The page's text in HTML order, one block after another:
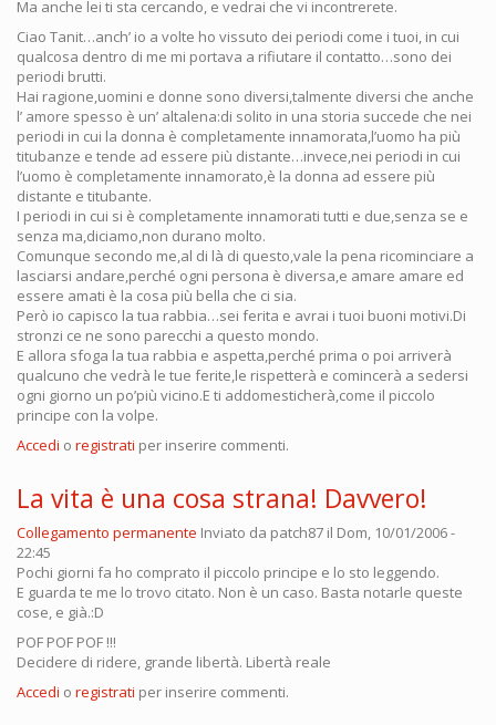
Ma anche lei ti sta cercando, e vedrai che vi incontrerete.
Ciao Tanit…anch’ io a volte ho vissuto dei periodi come i tuoi, in cui
qualcosa dentro di me mi portava a rifiutare il contatto…sono dei
periodi brutti.
Hai ragione,uomini e donne sono diversi,talmente diversi che anche
l’ amore spesso è un’ altalena:di solito in una storia succede che nei
periodi in cui la donna è completamente innamorata,l’uomo ha più
titubanze e tende ad essere più distante…invece,nei periodi in cui
l’uomo è completamente innamorato,è la donna ad essere più
distante e titubante.
I periodi in cui si è completamente innamorati tutti e due,senza se e
senza ma,diciamo,non durano molto.
Comunque secondo me,al di là di questo,vale la pena ricominciare a
lasciarsi andare,perché ogni persona è diversa,e amare amare ed
essere amati è la cosa più bella che ci sia.
Però io capisco la tua rabbia…sei ferita e avrai i tuoi buoni motivi.Di
stronzi ce ne sono parecchi a questo mondo.
E allora sfoga la tua rabbia e aspetta,perché prima o poi arriverà
qualcuno che vedrà le tue ferite,le rispetterà e comincerà a sedersi
ogni giorno un po’più vicino.E ti addomesticherà,come il piccolo
principe con la volpe.
Accedi o registrati per inserire commenti.
La vita è una cosa strana! Davvero!
Collegamento permanente Inviato da patch87 il Dom, 10/01/2006 -
22:45
Pochi giorni fa ho comprato il piccolo principe e lo sto leggendo.
E guarda te me lo trovo citato. Non è un caso. Basta notarle queste
cose, e già.:D
POF POF POF !!!
Decidere di ridere, grande libertà. Libertà reale
Accedi o registrati per inserire commenti.